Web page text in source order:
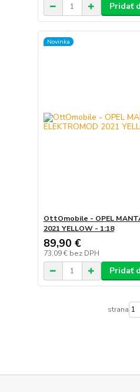
Pridať
Novinka
OttOmobile - OPEL
2021 YELLOW - 1:18
89,90 €
73,09 € bez DPH
Pridať
strana